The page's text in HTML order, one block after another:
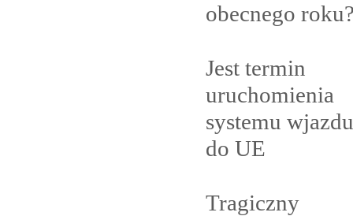
obecnego
Jest termin
uruchomienia
systemu wjazdu
do UE
Tragiczny